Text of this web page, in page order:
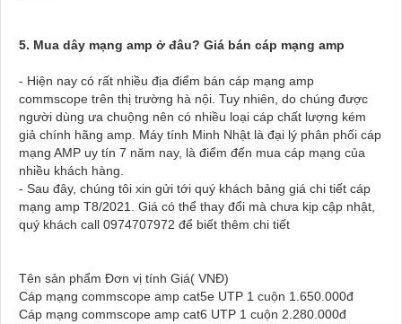
5. Mua dây mạng amp ở đâu? Giá bán cáp mạng amp
- Hiện nay có rất nhiều địa điểm bán cáp mạng amp
commscope trên thị trường hà nội. Tuy nhiên, do chúng được
người dùng ưa chuộng nên có nhiều loại cáp chất lượng kém
giả chính hãng amp. Máy tính Minh Nhật là đại lý phân phối cáp
mạng AMP uy tín 7 năm nay, là điểm đến mua cáp mạng của
nhiều khách hàng.
- Sau đây, chúng tôi xin gửi tới quý khách bảng giá chi tiết cáp
mạng amp T8/2021. Giá có thể thay đổi mà chưa kịp cập nhật,
quý khách call 0974707972 để biết thêm chi tiết
Tên sản phẩm Đơn vị tính Giá( VNĐ)
Cáp mạng commscope amp cat5e UTP 1 cuộn 1.650.000đ
Cáp mạng commscope amp cat6 UTP 1 cuộn 2.280.000đ